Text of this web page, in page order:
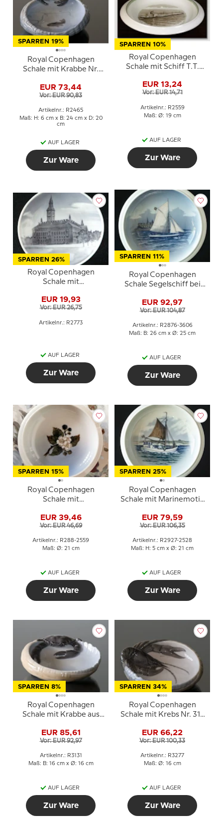
SPARREN 19%
Royal Copenhagen
Schale mit Krabbe Nr.
EUR 73,44
Vor: EUR 90,83
Artikelnr.: R2465
Maß: H: 6 cm x B: 24 cm x D: 20
cm
AUF LAGER
Zur Ware
SPARREN 10%
Royal Copenhagen
Schale mit Schiff T.T.
2559
EUR 13,24
Vor: EUR 14,71
Artikelnr.: R2559
Maß: Ø: 19 cm
AUF LAGER
Zur Ware
SPARREN 26%
Royal Copenhagen
Schale mit
Nr. 2773
EUR 19,93
Vor: EUR 26,75
Artikelnr.: R2773
AUF LAGER
Zur Ware
SPARREN 11%
Royal Copenhagen
Schale Segelschiff bei
EUR 92,97
Vor: EUR 104,87
Artikelnr.: R2876-3606
Maß: B: 26 cm x Ø: 25 cm
AUF LAGER
Zur Ware
SPARREN 15%
Royal Copenhagen
Schale mit
2559
EUR 39,46
Vor: EUR 46,69
Artikelnr.: R288-2559
Maß: Ø: 21 cm
AUF LAGER
Zur Ware
SPARREN 25%
Royal Copenhagen
Schale mit Marinemotiv
EUR 79,59
Vor: EUR 106,35
Artikelnr.: R2927-2528
Maß: H: 5 cm x Ø: 21 cm
AUF LAGER
Zur Ware
SPARREN 8%
Royal Copenhagen
Schale mit Krabbe aus
EUR 85,61
Vor: EUR 92,97
Artikelnr.: R3131
Maß: B: 16 cm x Ø: 16 cm
AUF LAGER
Zur Ware
SPARREN 34%
Royal Copenhagen
Schale mit Krebs Nr. 314
EUR 66,22
Vor: EUR 100,33
Artikelnr.: R3277
Maß: Ø: 16 cm
AUF LAGER
Zur Ware